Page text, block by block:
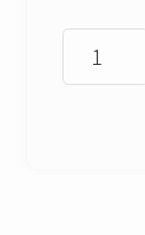
protect
hands